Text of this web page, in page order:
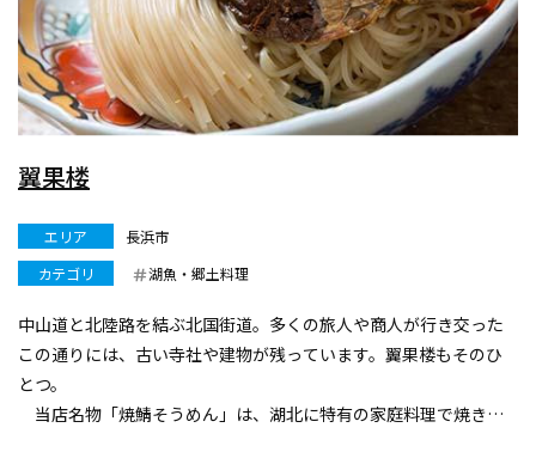
翼果楼
エリア
長浜市
カテゴリ
湖魚・郷土料理
中山道と北陸路を結ぶ北国街道。多くの旅人や商人が行き交った
この通りには、古い寺社や建物が残っています。翼果楼もそのひ
とつ。
当店名物「焼鯖そうめん」は、湖北に特有の家庭料理で焼きサ